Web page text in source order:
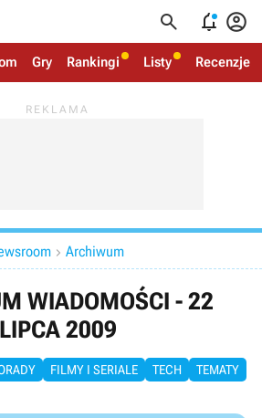
  
Gry Rankingi Listy Recenzje
 Archiwum
WIADOMOŚCI - 22
LIPCA 2009
FILMY I SERIALE TECH TEMATY